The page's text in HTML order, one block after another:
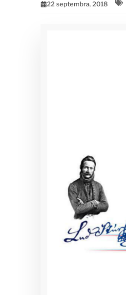
22 septembra, 2018